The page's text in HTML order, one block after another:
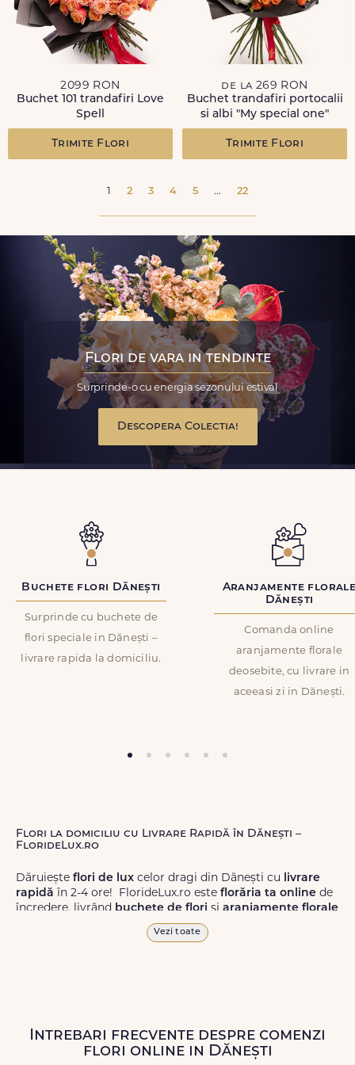
2099 RON
Buchet 101 trandafiri Love
Spell
Trimite Flori
de la 269 RON
Buchet trandafiri portocalii
si albi "My special one"
Trimite Flori
1 2 3 4 5 ... 22
Flori de vara in tendinte
Surprinde-o cu energia sezonului estival
Descopera Colectia!
Buchete flori Dănești
Surprinde cu buchete de
flori speciale in Dănești –
livrare rapida la domiciliu.
Aranjamente
Dănești
Comanda online
aranjamente florale
deosebite, cu livrare in
aceeasi zi in Dănești.
Flori la domiciliu cu Livrare Rapidă în Dănești –
FlorideLux.ro
Dăruiește flori de lux celor dragi din Dănești cu livrare
rapidă în 2-4 ore! FlorideLux.ro este florăria ta online de
încredere, livrând buchete de flori și aranjamente florale
de calitate superioară în Dănești și în toată România.
Livrăm buchete de florichiar și în weekend, pentru ca tu
să poți adresa un gest frumos atunci când ai nevoie.
Vezi toate
Intrebari frecvente despre comenzi
flori online in Dănești